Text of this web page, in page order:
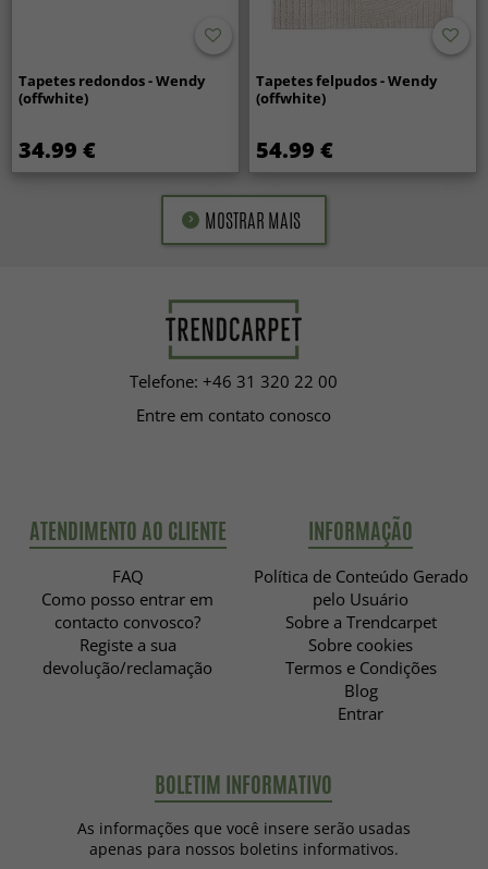
Tapetes redondos - Wendy
(offwhite)
34.99 €
Tapetes felpudos - Wendy
(offwhite)
54.99 €
MOSTRAR MAIS
Telefone: +46 31 320 22 00
Entre em contato conosco
ATENDIMENTO AO CLIENTE
FAQ
Como posso entrar em
contacto convosco?
Registe a sua
devolução/reclamação
INFORMAÇÃO
Política de Conteúdo Gerado
pelo Usuário
Sobre a Trendcarpet
Sobre cookies
Termos e Condições
Blog
Entrar
BOLETIM INFORMATIVO
As informações que você insere serão usadas
apenas para nossos boletins informativos.